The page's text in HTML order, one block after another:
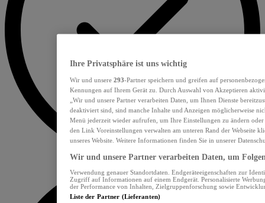
Ihre Privatsphäre ist uns wichtig
Wir und unsere 293-Partner speichern und greifen auf
Kennungen auf Ihrem Gerät zu. Durch Auswahl von Akzeptieren
„Wir und unsere Partner verarbeiten Daten, um Ihnen Dienste
deaktiviert sind, sind manche Inhalte und Anzeigen möglicherweise
Menü jederzeit wieder aufrufen, um Ihre Einstellungen zu ändern
den Link Voreinstellungen verwalten am unteren Rand der Webseite
unseres Website. Weitere Informationen finden Sie in unserer
Wir und unsere Partner verarbeiten Daten, um
Verwendung genauer Standortdaten. Endgeräteeigenschaften zur
Zugriff auf Informationen auf einem Endgerät. Personalisierte
der Performance von Inhalten, Zielgruppenforschung sowie
Liste der Partner (Lieferanten)